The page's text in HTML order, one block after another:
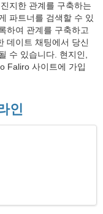
지한 관계를 구축하는
파트너를 검색할 수 있
하여 관계를 구축하고
데이트 채팅에서 당신
수 있습니다. 현지인,
Faliro 사이트에 가입
인